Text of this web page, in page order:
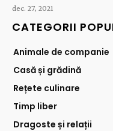
dec. 27, 2021
CATEGORII
Animale de companie
Casă și grădină
Rețete culinare
Timp liber
Dragoste și relații